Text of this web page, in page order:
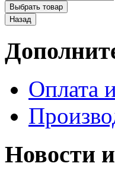
Оплата
Новости